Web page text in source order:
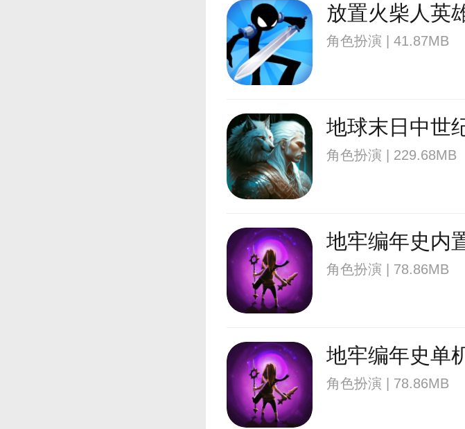
角色扮演 | 41.87MB
角色扮演 | 229.68MB
角色扮演 | 78.86MB
角色扮演 | 78.86MB